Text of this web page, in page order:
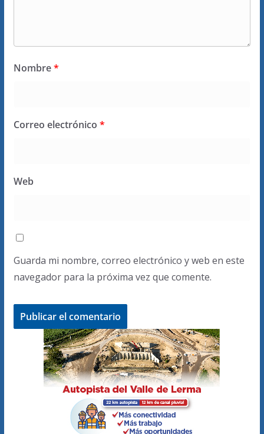
Nombre*
Correo electrónico *
Web
Guarda mi nombre, correo electrónico y web en este
navegador para la próxima vez que comente.